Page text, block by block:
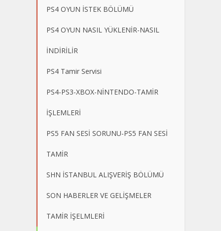
PS4 OYUN İSTEK BÖLÜMÜ
PS4 OYUN NASIL YÜKLENİR-NASIL
İNDİRİLİR
PS4 Tamir Servisi
PS4-PS3-XBOX-NİNTENDO-TAMİR
İŞLEMLERİ
PS5 FAN SESİ SORUNU-PS5 FAN SESİ
TAMİR
SHN İSTANBUL ALIŞVERİŞ BÖLÜMÜ
SON HABERLER VE GELİŞMELER
TAMİR İŞELMLERİ